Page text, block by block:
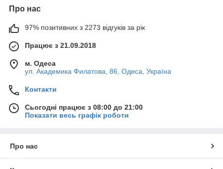
Про нас
97% позитивних з 2273 відгуків за рік
Працює з 21.09.2018
м. Одеса
ул. Академика Филатова, 86, Одеса, Україна
Контакти
Сьогодні працює з 08:00 до 21:00
Показати весь графік роботи
Про нас